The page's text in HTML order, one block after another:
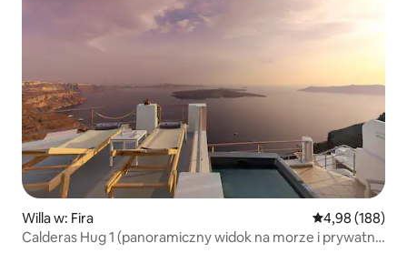
Willa w: Fira Średnia
4,98 (188)
Calderas Hug 1 (panoramiczny widok na morze i prywatne